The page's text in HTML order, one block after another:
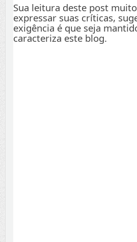
Sua leitura deste post
expressar suas críticas,
exigência é que seja
caracteriza este blog.